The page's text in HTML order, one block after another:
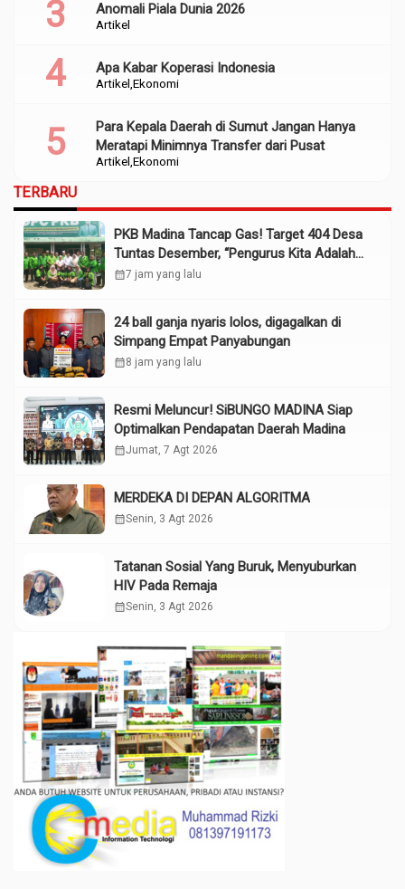
Artikel
Anomali Piala Dunia 2026
Artikel Ekonomi
Apa Kabar Koperasi Indonesia
Artikel Ekonomi
Para Kepala Daerah di Sumut Jangan Hanya
Meratapi Minimnya Transfer dari Pusat
TERBARU
PKB Madina Tancap Gas! Target 404 Desa
Tuntas Desember, “Pengurus Kita Adalah
Tokoh”
calendar_month7 jam yang lalu
24 ball ganja nyaris lolos, digagalkan di
Simpang Empat Panyabungan
calendar_month8 jam yang lalu
Resmi Meluncur! SiBUNGO MADINA Siap
Optimalkan Pendapatan Daerah Madina
calendar_monthJumat, 7 Agt 2026
MERDEKA DI DEPAN ALGORITMA
calendar_monthSenin, 3 Agt 2026
Tatanan Sosial Yang Buruk, Menyuburkan
HIV Pada Remaja
calendar_monthSenin, 3 Agt 2026